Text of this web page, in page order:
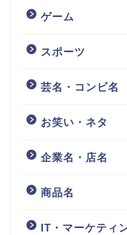
ゲーム
スポーツ
芸名・コンビ名
お笑い・ネタ
企業名・店名
商品名
IT・マーケティ